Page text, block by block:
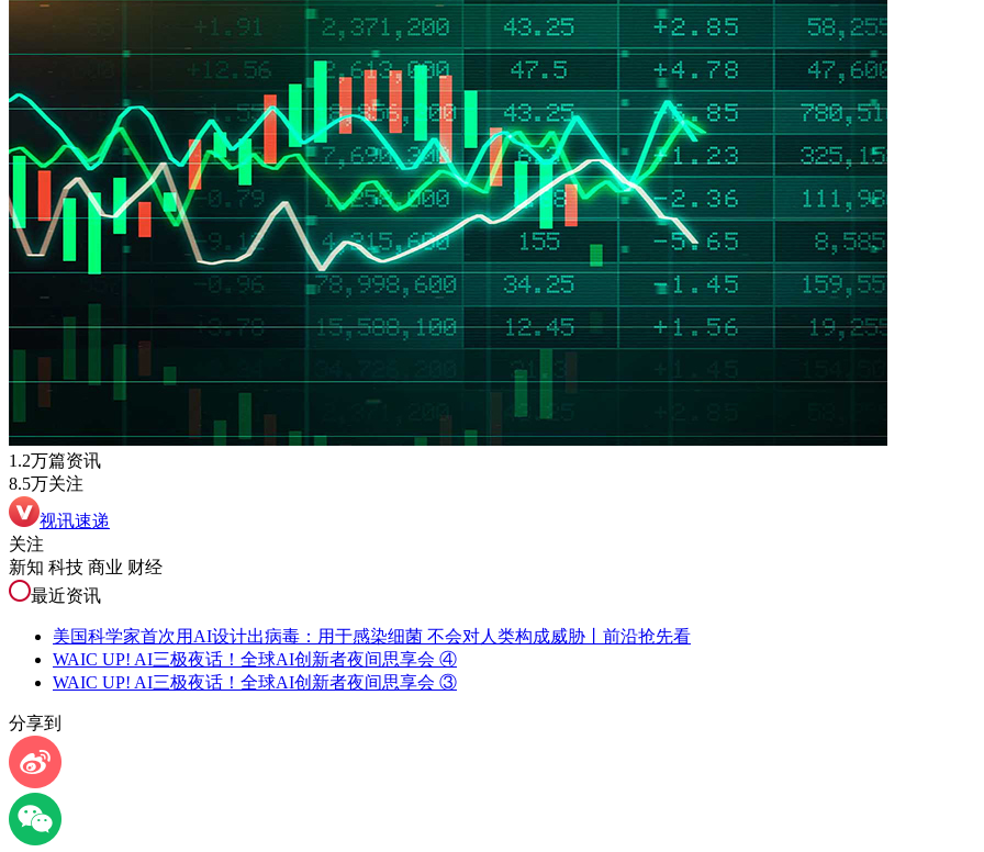
1.2万篇资讯
8.5万关注
视讯速递
关注
新知 科技 商业 财经
最近资讯
美国科学家首次用AI设计出病毒：用于感染细菌 不会对人类构成威胁丨前沿抢先看
WAIC UP! AI三极夜话！全球AI创新者夜间思享会 ④
WAIC UP! AI三极夜话！全球AI创新者夜间思享会 ③
分享到